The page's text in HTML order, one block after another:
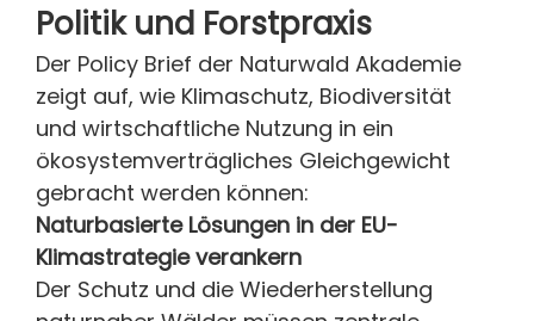
Politik und Forstpraxis
Der Policy Brief der Naturwald Akademie
zeigt auf, wie Klimaschutz, Biodiversität
und wirtschaftliche Nutzung in ein
ökosystemverträgliches Gleichgewicht
gebracht werden können:
Naturbasierte Lösungen in der EU-
Klimastrategie verankern
Der Schutz und die Wiederherstellung